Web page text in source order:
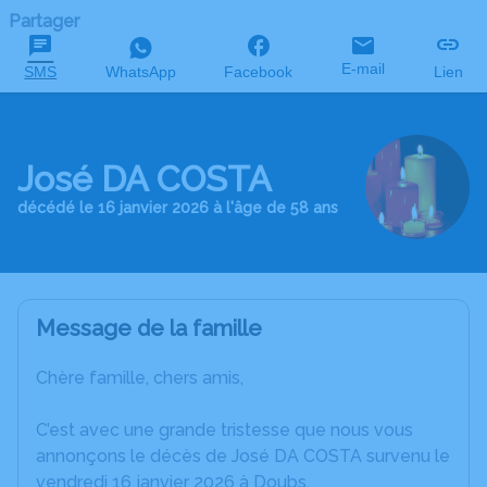
Partager
SMS WhatsApp Facebook E-mail Lien
José DA COSTA
décédé le 16 janvier 2026 à l'âge de 58 ans
Message de la famille
Chère famille, chers amis,
C’est avec une grande tristesse que nous vous
annonçons le décès de José DA COSTA survenu le
vendredi 16 janvier 2026 à Doubs.